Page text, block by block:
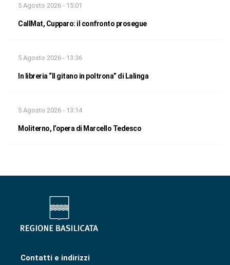
5 Agosto 2026 - 15:01
CallMat, Cupparo: il confronto prosegue
5 Agosto 2026 - 13:36
In libreria “Il gitano in poltrona” di Lalinga
5 Agosto 2026 - 13:14
Moliterno, l’opera di Marcello Tedesco
Contatti e indirizzi